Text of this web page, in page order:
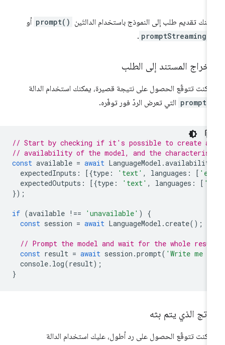
تقديم طلب إلى النموذج باستخدام الدالتَين prompt() أو
.
المستند إلى الطلب
كنت تتوقّع الحصول على نتيجة قصيرة، يمكنك استخدام الدالة
التي تعرض الردّ فور توفّره.
// Start by checking if it's possible to create a
// availability of the model, and the
const available = await LanguageModel.availability
expectedInputs: [{type : 'text', languages :
expectedOutputs: [{type : 'text', languages :
if (available !== 'unavailable'
const session = await LanguageModel.create
// Prompt the model and wait for the whole
const result = await session.prompt('Write me
console.log(result
الذي يتم بثه
كنت تتوقّع الحصول على رد أطول، عليك استخدام الدالة